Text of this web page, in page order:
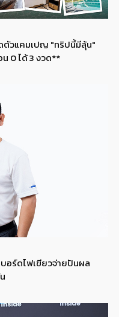
ตัวแคมเปญ "ทริปนี้มีลุ้น"
0 ได้ 3 งวด**
บอร์ดไฟเขียวจ่ายปันผล